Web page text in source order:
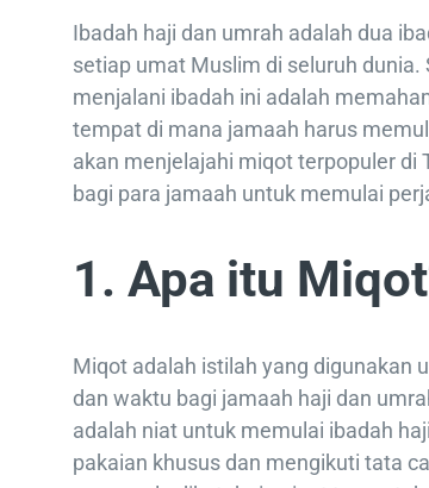
Ibadah haji dan umrah adalah dua
setiap umat Muslim di seluruh
menjalani ibadah ini adalah
tempat di mana jamaah harus
akan menjelajahi miqot terpopuler di
bagi para jamaah untuk memulai
1. Apa itu
Miqot adalah istilah yang digunakan
dan waktu bagi jamaah haji dan
adalah niat untuk memulai ibadah
pakaian khusus dan mengikuti tata